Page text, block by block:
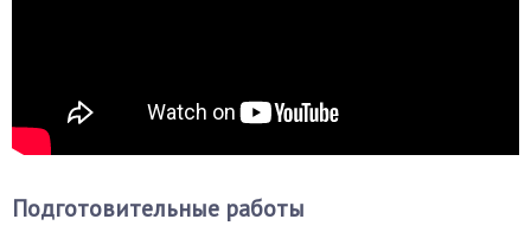
Подготовительные работы